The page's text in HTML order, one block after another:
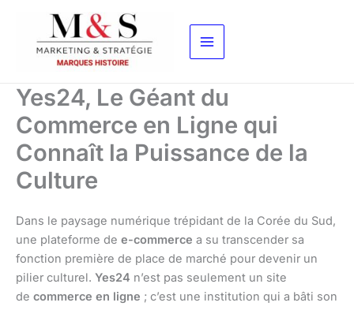
contenu
Yes24, Le Géant du
Commerce en Ligne qui
Connaît la Puissance de la
Culture
Dans le paysage numérique trépidant de la Corée du Sud,
une plateforme de e-commerce a su transcender sa
fonction première de place de marché pour devenir un
pilier culturel. Yes24 n’est pas seulement un site
de commerce en ligne ; c’est une institution qui a bâti son